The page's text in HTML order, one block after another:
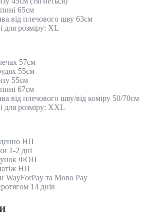
65см
від плечового шву 63см
для розміру: ХL
57см
55см
55см
67см
від плечового шву/від коміру 50/70см
для розміру: XХL
НП
1-2 дні
ФОП
НП
WayForPay та Mono Pay
14 днів